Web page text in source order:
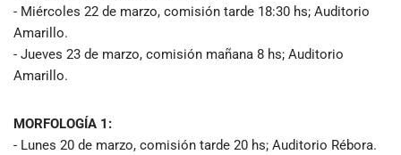
- Miércoles 22 de marzo, comisión tarde 18:30 hs; Auditorio
Amarillo.
- Jueves 23 de marzo, comisión mañana 8 hs; Auditorio
Amarillo.
MORFOLOGÍA 1:
- Lunes 20 de marzo, comisión tarde 20 hs; Auditorio Rébora.